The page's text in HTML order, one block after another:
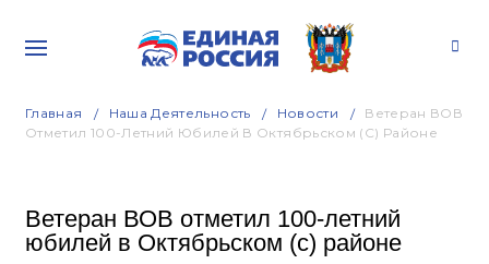
Главная Наша Деятельность Новости
Ветеран ВОВ
Отметил 100-Летний Юбилей В Октябрьском (с) Районе
Ветеран ВОВ отметил 100-летний
юбилей в Октябрьском (с) районе